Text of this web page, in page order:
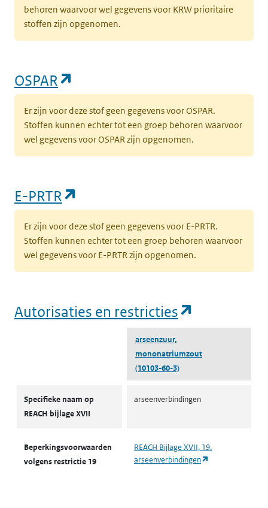
behoren waarvoor wel gegevens voor KRW prioritaire
stoffen zijn opgenomen.
OSPAR
Er zijn voor deze stof geen gegevens voor OSPAR.
Stoffen kunnen echter tot een groep behoren waarvoor
wel gegevens voor OSPAR zijn opgenomen.
E-PRTR
Er zijn voor deze stof geen gegevens voor E-PRTR.
Stoffen kunnen echter tot een groep behoren waarvoor
wel gegevens voor E-PRTR zijn opgenomen.
Autorisaties en restricties
arseenzuur,
mononatriumzout
(10103-60-3)
Specifieke naam op
REACH bijlage XVII
arseenverbindingen
Beperkingsvoorwaarden
volgens restrictie 19
REACH Bijlage XVII, 19.
arseenverbindingen